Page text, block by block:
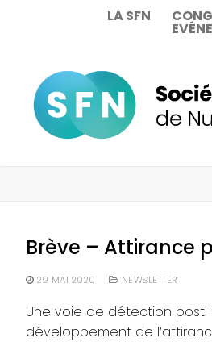
LA SFN
Brève – Attirance
29 MAI 2020 NEWSLETTER
Une voie de détection
développement de